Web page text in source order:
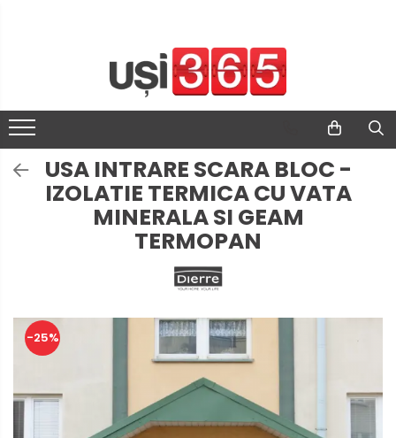
USA INTRARE SCARA BLOC -
IZOLATIE TERMICA CU VATA
MINERALA SI GEAM
TERMOPAN
-25%